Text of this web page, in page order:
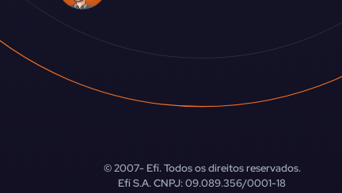
© 2007-Efí. Todos os direitos reservados.
Efí S.A. CNPJ: 09.089.356/0001-18